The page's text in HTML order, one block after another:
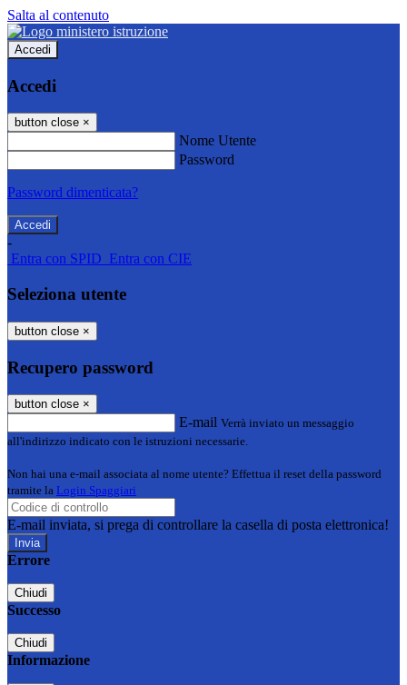
Salta al contenuto
Accedi
Accedi
button close ×
Nome Utente
Password
Password dimenticata?
-
Entra con SPID Entra con CIE
Seleziona utente
button close ×
Recupero password
button close ×
E-mail Verrà inviato un messaggio
all'indirizzo indicato con le istruzioni necessarie.
Non hai una e-mail associata al nome utente? Effettua il reset della password
tramite la Login Spaggiari
E-mail inviata, si prega di controllare la casella di posta elettronica!
Errore
Chiudi
Successo
Chiudi
Informazione